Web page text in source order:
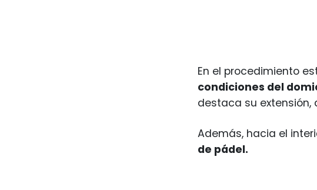
En el procedimiento
condiciones del
destaca su extensión,
Además, hacia el
de pádel.